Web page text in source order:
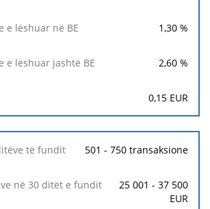
1,30 %
2,60 %
0,15 EUR
501 - 750 transaksione
25 001 - 37 500
EUR